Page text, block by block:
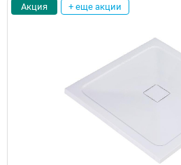
Акция + еще акции